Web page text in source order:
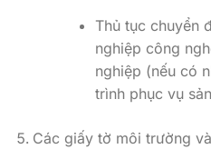
Thủ tục chuyển
nghiệp công
nghiệp (nếu có
trình phục vụ
Các giấy tờ môi trường